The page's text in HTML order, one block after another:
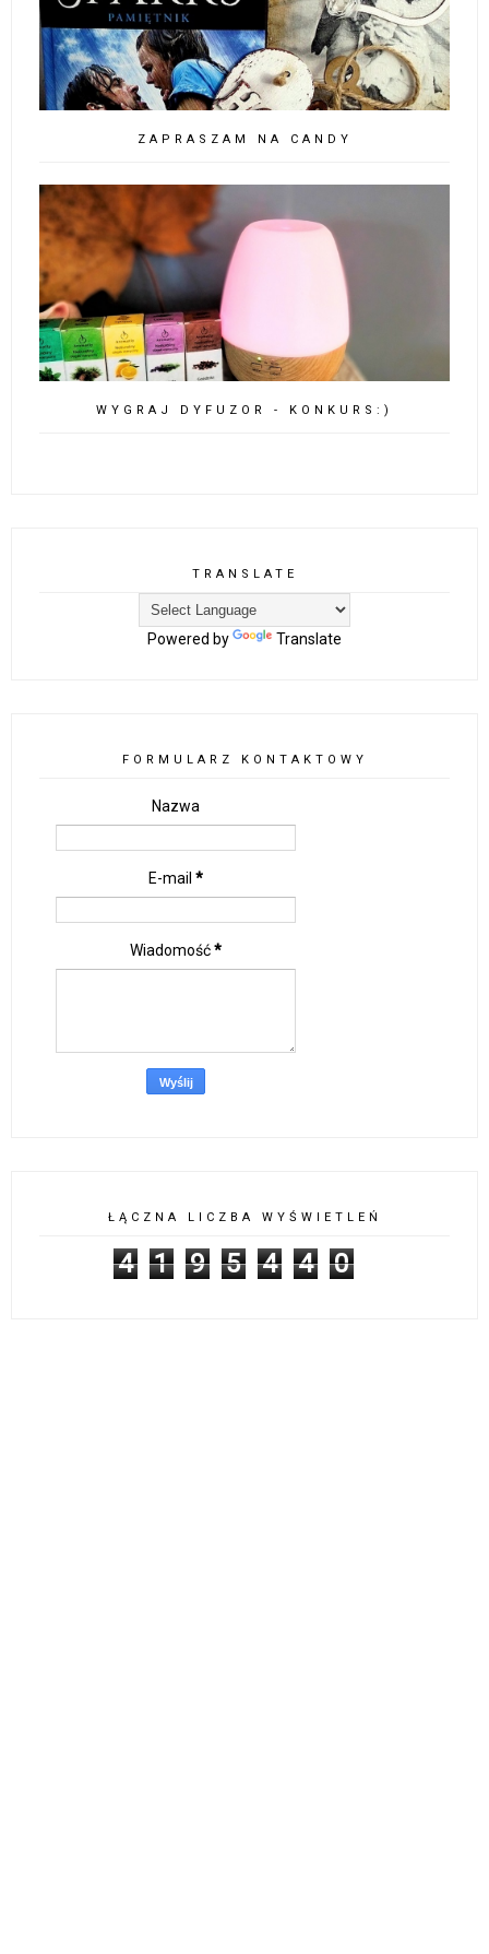
ZAPRASZAM NA CANDY
WYGRAJ DYFUZOR - KONKURS:)
TRANSLATE
Powered by Translate
FORMULARZ KONTAKTOWY
Nazwa
E-mail *
Wiadomość*
ŁĄCZNA LICZBA WYŚWIETLEŃ
4 1 9 5 4 4 0